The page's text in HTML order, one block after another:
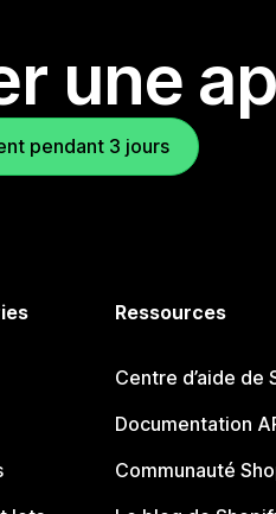
une
pendant 3 jours
Ressources
Centre d’aide de
Documentation
Communauté